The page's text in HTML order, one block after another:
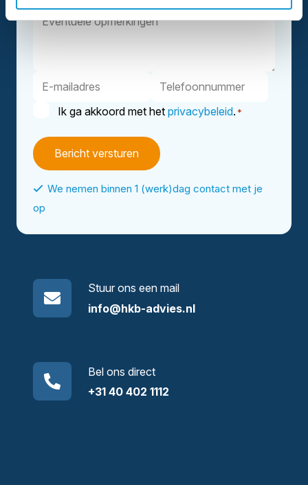
achternaam
Eventuele
E-
Telefoonnummer
Instemming
Ik ga akkoord met het privacybeleid. *
We nemen binnen 1 (werk)dag contact met je
op
Stuur ons een mail
info@hkb-advies.nl
Bel ons direct
+31 40 402 1112